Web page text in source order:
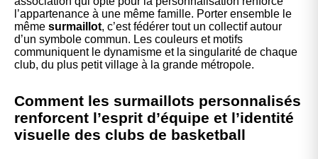
l’appartenance à une même famille. Porter ensemble le
même surmaillot, c’est fédérer tout un collectif autour
d’un symbole commun. Les couleurs et motifs
communiquent le dynamisme et la singularité de chaque
club, du plus petit village à la grande métropole.
Comment les surmaillots personnalisés
renforcent l’esprit d’équipe et l’identité
visuelle des clubs de basketball